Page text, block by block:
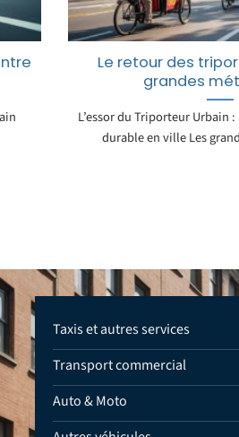
Le retour des
grandes
L’essor du Triporteur
durable en ville Les
Taxis et autres services
Transport commercial
Auto & Moto